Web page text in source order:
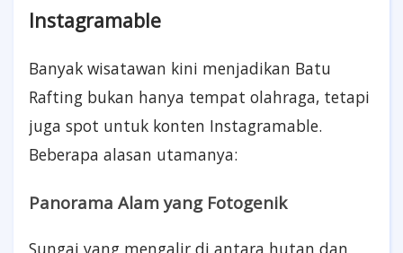
Instagramable
Banyak wisatawan kini menjadikan Batu
Rafting bukan hanya tempat olahraga, tetapi
juga spot untuk konten Instagramable.
Beberapa alasan utamanya:
Panorama Alam yang Fotogenik
Sungai yang mengalir di antara hutan dan